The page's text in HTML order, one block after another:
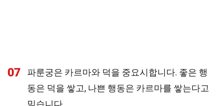
07
파룬궁은 카르마와 덕을 중요시합니다. 좋은 행
동은 덕을 쌓고, 나쁜 행동은 카르마를 쌓는다고
믿습니다.